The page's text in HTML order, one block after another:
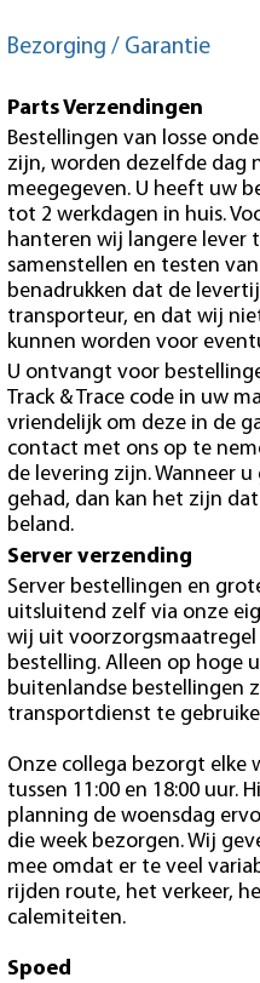
Bezorging / Garantie
Parts Verzendingen
Bestellingen van losse
zijn, worden dezelfde dag
meegegeven. U heeft uw
tot 2 werkdagen in huis.
hanteren wij langere lever
samenstellen en testen
benadrukken dat de
transporteur, en dat wij
kunnen worden voor
U ontvangt voor
Track & Trace code in uw
vriendelijk om deze in de
contact met ons op te
de levering zijn. Wanneer u
gehad, dan kan het zijn
beland.
Server verzending
Server bestellingen en
uitsluitend zelf via onze
wij uit
bestelling. Alleen op hoge
buitenlandse bestellingen
transportdienst te
Onze collega bezorgt elke
tussen 11:00 en 18:00 uur.
planning de woensdag
die week bezorgen. Wij
mee omdat er te veel
rijden route, het verkeer,
calemiteiten.
Spoed